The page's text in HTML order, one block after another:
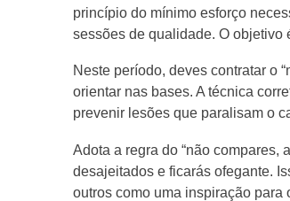
princípio do mínimo esforço
sessões de qualidade. O objetivo
Neste período, deves contratar o
orientar nas bases. A técnica
prevenir lesões que paralisam o
Adota a regra do “não compares,
desajeitados e ficarás ofegante.
outros como uma inspiração para